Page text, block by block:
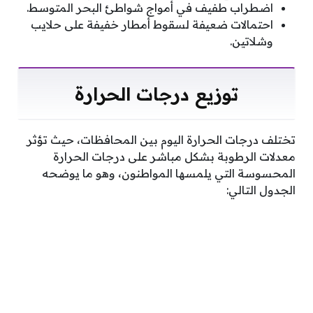
اضطراب طفيف في أمواج شواطئ البحر المتوسط.
احتمالات ضعيفة لسقوط أمطار خفيفة على حلايب
وشلاتين.
توزيع درجات الحرارة
تختلف درجات الحرارة اليوم بين المحافظات، حيث تؤثر
معدلات الرطوبة بشكل مباشر على درجات الحرارة
المحسوسة التي يلمسها المواطنون، وهو ما يوضحه
الجدول التالي: